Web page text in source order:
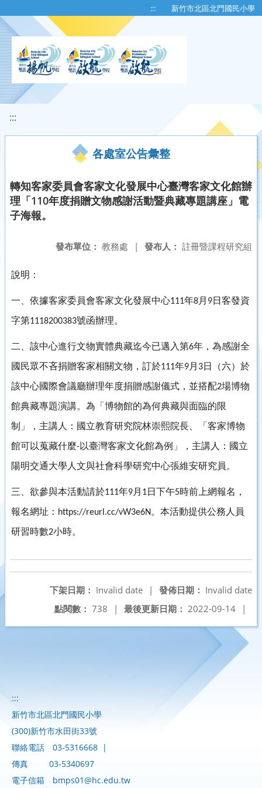
::: 新竹市北區北門國民小學
:::
各處室公告彙整
轉知客家委員會客家文化發展中心臺灣客家文化館辦
理「110年度捐贈文物感謝活動暨典藏專題講座」電
子海報。
發布人： 註冊暨課程研究組
發布單位： 教務處 |
說明：
一、依據客家委員會客家文化發展中心111年8月 9日客發資
字第1118200383號函辦理。
二、該中心進行文物實體典藏迄今已邁入第6年，為感謝全
國民眾不吝捐贈客家相關文物，訂於111年9月 3日（六）於
該中心國際會議廳辦理年度捐贈感謝儀式，並搭配2場博物
館典藏專題演講。為「博物館的為何典藏與面臨的限
制」，主講人：國立教育研究院林崇熙院長、「客家博物
館可以蒐藏什麼-以臺灣客家文化館為例」，主講人：國立
陽明交通大學人文與社會科學研究中心張維安研究員。
三、欲參與本活動請於111年9月 1日下午5時前上網報名，
報名網址： https://reurl.cc/vW3e6N 。本活動提供公務人員
研習時數2小時。
發佈日期： Invalid date
下架日期： Invalid date
|
最後更新日期： 2022-09-14 |
點閱數： 738 |
:::
新竹市北區北門國民小學
(300)新竹市水田街33號
聯絡電話
03-5316668 |
傳真
03-5340697
電子信箱
bmps01@hc.edu.tw